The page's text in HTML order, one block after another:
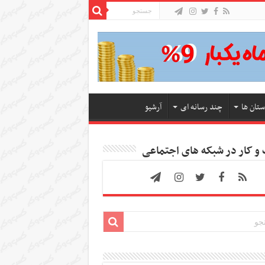
ها چند رسانه ای آرشیو
کار در شبکه های اجتماعی